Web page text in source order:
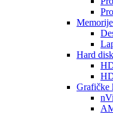
Memorije
Hard
Grafičke